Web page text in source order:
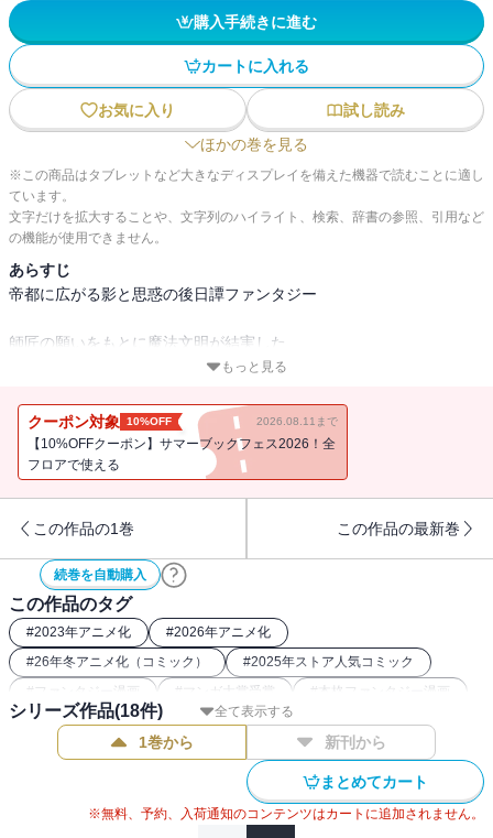
購入手続きに進む
カートに入れる
お気に入り
試し読み
ほかの巻を見る
※この商品はタブレットなど大きなディスプレイを備えた機器で読むことに適し
ています。
文字だけを拡大することや、文字列のハイライト、検索、辞書の参照、引用など
の機能が使用できません。
あらすじ
帝都に広がる影と思惑の後日譚ファンタジー
師匠の願いをもとに魔法文明が結実した
ゼーリエ暗殺計画が水面下で進む中、
帝都を守る魔導特務隊。
それぞれの理念と矜恃が対峙する。
物語は、仄暗い影に覆われてゆく。
英雄たちの“思惑”が交叉する後日譚ファンタジー！
もっと見る
クーポン対象 10%OFF 2026.08.11まで
【10%OFFクーポン】サマーブックフェス2026！全
フロアで使える
この作品の1巻 この作品の最新巻
続巻を自動購入
この作品のタグ
#2023年アニメ化 #2026年アニメ化
#26年冬アニメ化（コミック） #2025年ストア人気コミック
# ファンタジー漫画 # マンガ大賞受賞 # 本格ファンタジー漫画
#講談社漫画賞
全て表示する
シリーズ作品(18件)
1巻から 新刊から
まとめてカート
※無料、予約、入荷通知のコンテンツはカートに追加されません。